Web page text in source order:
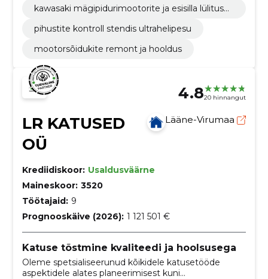
kawasaki mägipidurimootorite ja esisilla lülitusm
pihustite kontroll stendis ultrahelipesu
mootorsõidukite remont ja hooldus
4.820 hinnangut
LR KATUSED
OÜ
Lääne-Virumaa
Krediidiskoor: Usaldusväärne
Maineskoor: 3520
Töötajaid: 9
Prognooskäive (2026): 1 121 501 €
Katuse tõstmine kvaliteedi ja hoolsusega
Oleme spetsialiseerunud kõikidele katusetööde
aspektidele alates planeerimisest kuni